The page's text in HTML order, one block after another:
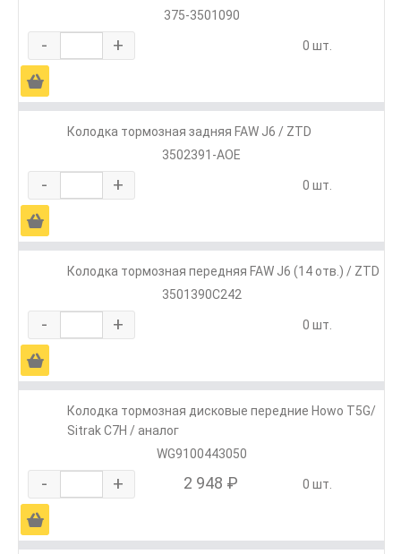
375-3501090
- + 0 шт.
Ä
Колодка тормозная задняя FAW J6 / ZTD
3502391-AOE
- + 0 шт.
Ä
Колодка тормозная передняя FAW J6 (14 отв.) / ZTD
3501390C242
- + 0 шт.
Ä
Колодка тормозная дисковые передние Howo T5G/
Sitrak C7H / аналог
WG9100443050
- + 2 948 ₽ 0 шт.
Ä